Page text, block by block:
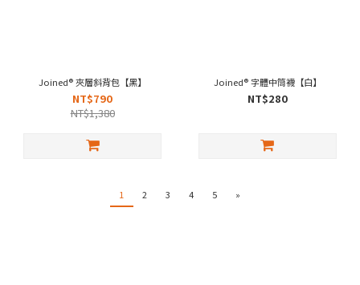
Joined® 夾層斜背包【黑】
NT$790
NT$1,380
Joined® 字體中筒襪【白】
NT$280
1 2 3 4 5 »